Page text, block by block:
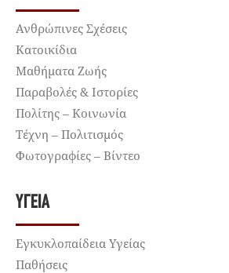
Ανθρώπινες Σχέσεις
Κατοικίδια
Μαθήματα Ζωής
Παραβολές & Ιστορίες
Πολίτης – Κοινωνία
Τέχνη – Πολιτισμός
Φωτογραφίες – Βίντεο
ΥΓΕΊΑ
Εγκυκλοπαίδεια Υγείας
Παθήσεις